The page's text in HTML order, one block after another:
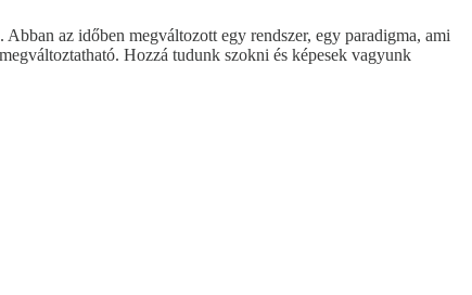
az időben megváltozott egy rendszer, egy paradigma, ami
Hozzá tudunk szokni és képesek vagyunk